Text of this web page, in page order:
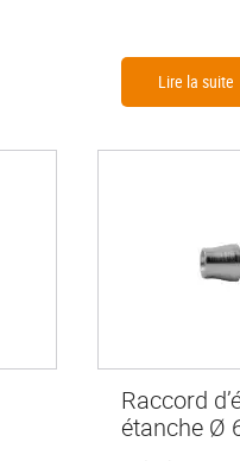
Lire la suite
Raccord
étanche Ø